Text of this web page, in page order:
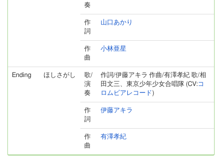
奏
作
詞
山口あかり
作
曲
小林亜星
Ending ほしさがし
歌/
演
奏
作詞/伊藤アキラ 作曲/有澤孝紀 歌/相
田文三、東京少年少女合唱隊 (CV:コ
ロムビアレコード)
作
詞
伊藤アキラ
作
曲
有澤孝紀